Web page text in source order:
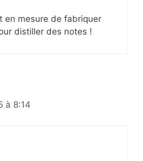
en mesure de fabriquer
distiller des notes !
à 8:14